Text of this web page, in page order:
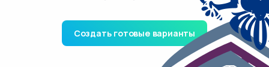
Создать готовые варианты